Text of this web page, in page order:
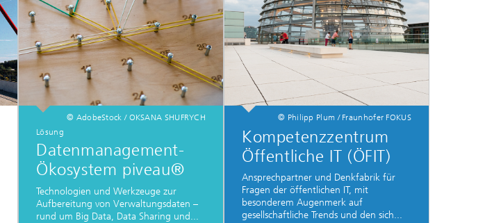
© AdobeStock / OKSANA SHUFRYCH
Lösung
Datenmanagement-
Ökosystem piveau®
Technologien und Werkzeuge zur
Aufbereitung von Verwaltungsdaten –
rund um Big Data, Data Sharing und...
© Philipp Plum / Fraunhofer FOKUS
Kompetenzzentrum
Öffentliche IT (ÖFIT)
Ansprechpartner und Denkfabrik für
Fragen der öffentlichen IT, mit
besonderem Augenmerk auf
gesellschaftliche Trends und den sich...